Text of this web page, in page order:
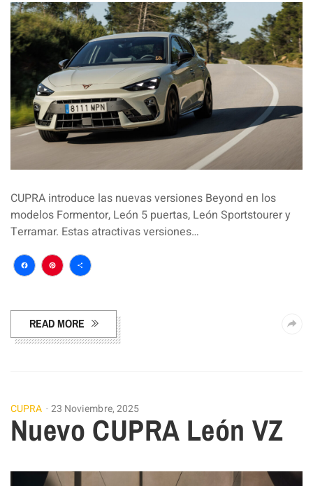
CUPRA introduce las nuevas versiones Beyond en los
modelos Formentor, León 5 puertas, León Sportstourer y
Terramar. Estas atractivas versiones…
Facebook
Pinterest
Compartir
READ MORE
CUPRA 23 Noviembre, 2025
Nuevo CUPRA León VZ